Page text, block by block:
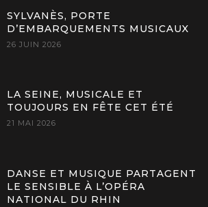
SYLVANÈS, PORTE
D’EMBARQUEMENTS MUSICAUX
26 JUIN 2026
LA SEINE, MUSICALE ET
TOUJOURS EN FÊTE CET ÉTÉ
21 MAI 2026
DANSE ET MUSIQUE PARTAGENT
LE SENSIBLE À L’OPÉRA
NATIONAL DU RHIN